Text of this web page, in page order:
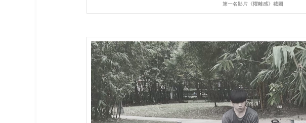
第一名影片《懼離感》截圖